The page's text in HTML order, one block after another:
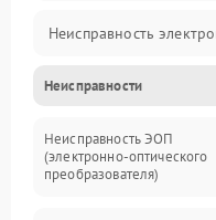
Неисправность
Механические
Неисправность
Неисправности
Неисправность ЭОП
(электронно-оптического
преобразователя)